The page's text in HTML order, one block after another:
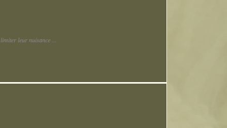
leur nuisance ...